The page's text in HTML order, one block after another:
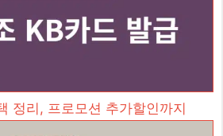
정리, 프로모션 추가할인까지